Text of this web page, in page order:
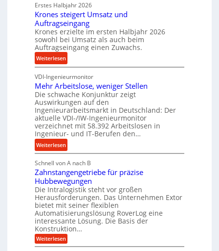
p
r
o
z
e
s
s
e
t
r
i
e
b
u
n
d
H
y
d
r
a
u
l
i
m
V
e
r
g
l
e
r
ä
z
i
s
e
u
n
d
l
a
n
g
l
e
b
i
g
e
K
u
g
e
l
g
e
w
Erstes Halbjahr 2026
Krones steigert Umsatz und
Auftragseingang
Krones erzielte im ersten Halbjahr 2026
sowohl bei Umsatz als auch beim
Auftragseingang einen Zuwachs.
Weiterlesen:
K
r
o
n
e
s
s
t
e
i
g
e
r
t
U
m
s
a
t
z
VDI-Ingenieurmonitor
Mehr Arbeitslose, weniger Stellen
Die schwache Konjunktur zeigt
Auswirkungen auf den
Ingenieurarbeitsmarkt in Deutschland: Der
aktuelle VDI-/IW-Ingenieurmonitor
verzeichnet mit 58.392 Arbeitslosen in
Ingenieur- und IT-Berufen den…
Weiterlesen:
M
e
h
r
A
r
b
e
i
t
s
Schnell von A nach B
Zahnstangengetriebe für präzise
Hubbewegungen
Die Intralogistik steht vor großen
Herausforderungen. Das Unternehmen Extor
bietet mit seiner flexiblen
Automatisierungslösung RoverLog eine
interessante Lösung. Die Basis der
Konstruktion…
Weiterlesen:
Z